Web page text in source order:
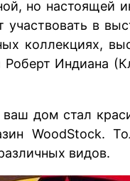
но настоящей
в
коллекциях,
Индиана
ваш дом стал
WoodStock.
видов.